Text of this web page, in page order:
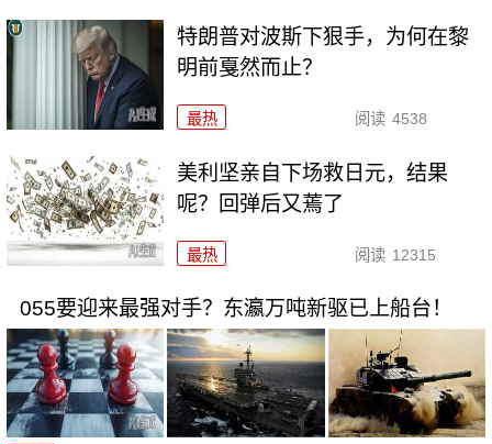
特朗普对波斯下狠手，为何在黎
明前戛然而止？
最热 阅读 4538
美利坚亲自下场救日元，结果
呢？回弹后又蔫了
最热 阅读 12315
055要迎来最强对手？东瀛万吨新驱已上船台！